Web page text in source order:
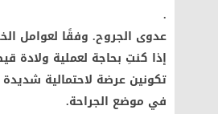
.
عدوى الجروح. وفقًا لعوامل
إذا كنتِ بحاجة لعملية ولادة
تكونين عرضة لاحتمالية شديدة
في موضع الجراحة.